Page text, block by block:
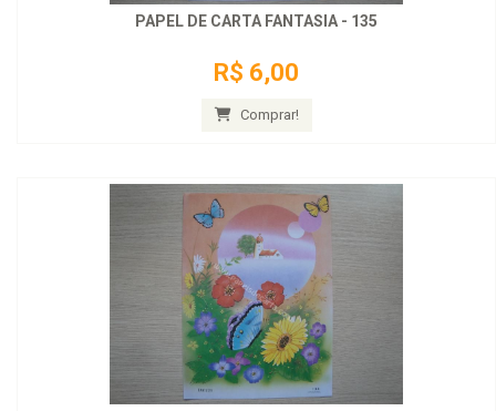
PAPEL DE CARTA FANTASIA - 135
R$ 6,00
Comprar!